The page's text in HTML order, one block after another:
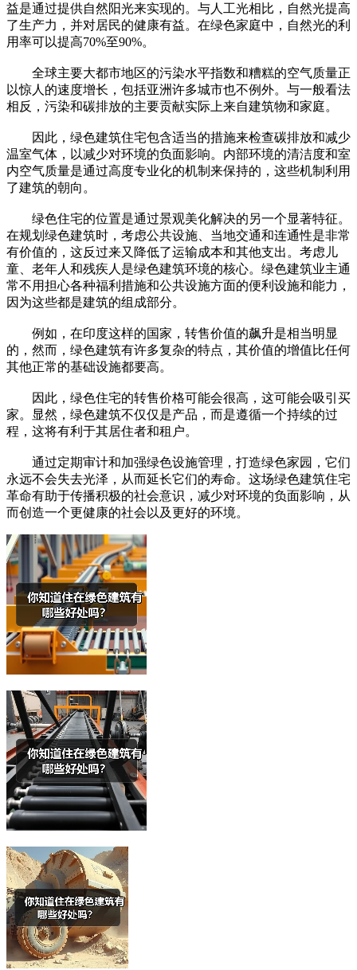
益是通过提供自然阳光来实现的。与人工光相比，自然光提高
了生产力，并对居民的健康有益。在绿色家庭中，自然光的利
用率可以提高70%至90%。
全球主要大都市地区的污染水平指数和糟糕的空气质量正
以惊人的速度增长，包括亚洲许多城市也不例外。与一般看法
相反，污染和碳排放的主要贡献实际上来自建筑物和家庭。
因此，绿色建筑住宅包含适当的措施来检查碳排放和减少
温室气体，以减少对环境的负面影响。内部环境的清洁度和室
内空气质量是通过高度专业化的机制来保持的，这些机制利用
了建筑的朝向。
绿色住宅的位置是通过景观美化解决的另一个显著特征。
在规划绿色建筑时，考虑公共设施、当地交通和连通性是非常
有价值的，这反过来又降低了运输成本和其他支出。考虑儿
童、老年人和残疾人是绿色建筑环境的核心。绿色建筑业主通
常不用担心各种福利措施和公共设施方面的便利设施和能力，
因为这些都是建筑的组成部分。
例如，在印度这样的国家，转售价值的飙升是相当明显
的，然而，绿色建筑有许多复杂的特点，其价值的增值比任何
其他正常的基础设施都要高。
因此，绿色住宅的转售价格可能会很高，这可能会吸引买
家。显然，绿色建筑不仅仅是产品，而是遵循一个持续的过
程，这将有利于其居住者和租户。
通过定期审计和加强绿色设施管理，打造绿色家园，它们
永远不会失去光泽，从而延长它们的寿命。这场绿色建筑住宅
革命有助于传播积极的社会意识，减少对环境的负面影响，从
而创造一个更健康的社会以及更好的环境。